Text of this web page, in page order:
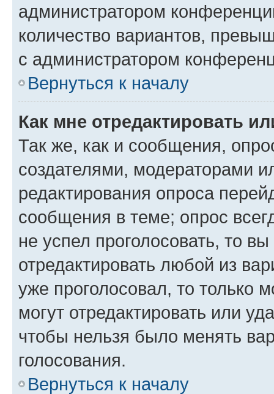
администратором
количество вариантов,
с администратором
Вернуться к началу
Как мне отредактировать
Так же, как и сообщения,
создателями, модераторами
редактирования опроса
сообщения в теме; опрос
не успел проголосовать, то
отредактировать любой из
уже проголосовал, то только
могут отредактировать или
чтобы нельзя было менять
голосования.
Вернуться к началу